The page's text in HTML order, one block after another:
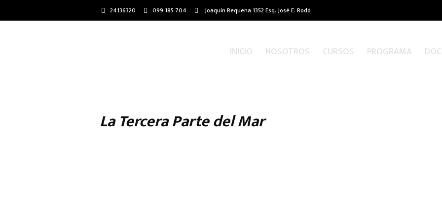
24136320 099 185 704 Joaquín Requena 1352 Esq. José E. Rodó
INICIO NOSOTROS CURSOS PROGRAMA
La Tercera Parte del Mar